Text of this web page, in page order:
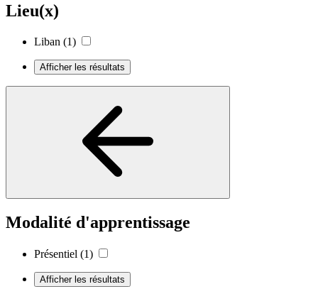
Lieu(x)
Liban (1)
Afficher les résultats
Modalité d'apprentissage
Présentiel (1)
Afficher les résultats